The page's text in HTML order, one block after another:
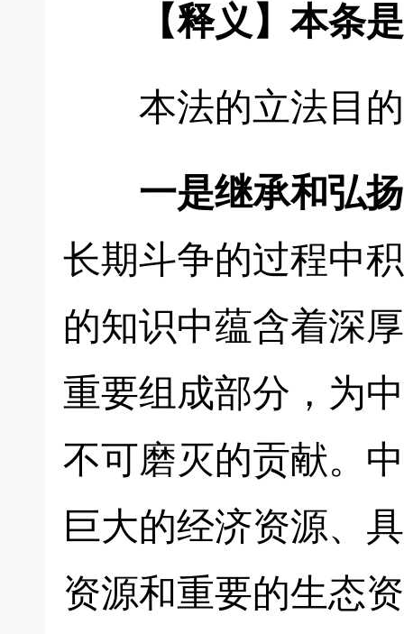
【释义】本条
本法的立法目的
一是继承和弘
长期斗争的过程中
的知识中蕴含着深
重要组成部分，为
不可磨灭的贡献。
巨大的经济资源、
资源和重要的生态